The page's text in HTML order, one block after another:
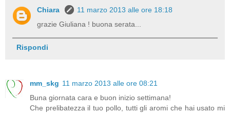
Chiara
11 marzo 2013 alle ore 18:18
grazie Giuliana ! buona serata...
Rispondi
mm_skg 11 marzo 2013 alle ore 08:21
Buna giornata cara e buon inizio settimana!
Che prelibatezza il tuo pollo, tutti gli aromi che hai usato mi